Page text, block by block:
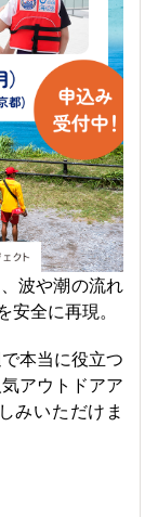
波や潮の流れ
安全に再現。
本当に役立つ
アウトドアア
みいただけま